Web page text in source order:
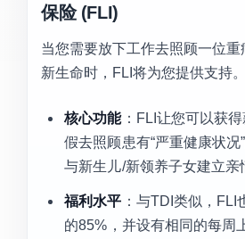
保险 (FLI)
当您需要放下工作去照顾一位
新生命时，FLI将为您提供支持。
核心功能：FLI让您可以获
假去照顾患有“严重健康状况
与新生儿/新领养子女建立亲
福利水平 ：与TDI类似，FLI
的85%，并设有相同的每周